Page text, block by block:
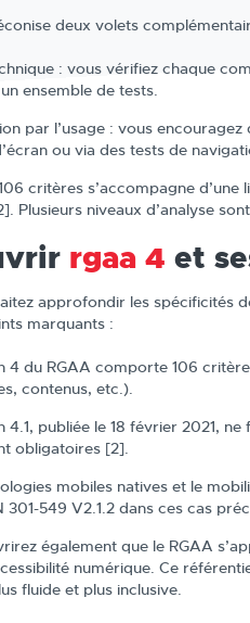
deux volets
: vous vérifiez chaque
ensemble de tests.
par l’usage : vous
ou via des tests de
critères s’accompagne
Plusieurs niveaux d’analyse
rgaa 4 et
approfondir les spécificités
marquants :
4 du RGAA comporte 106
contenus, etc.).
4.1, publiée le 18 février 2021,
obligatoires [2].
mobiles natives et le
301-549 V2.1.2 dans ces cas
également que le RGAA
numérique. Ce
fluide et plus inclusive.